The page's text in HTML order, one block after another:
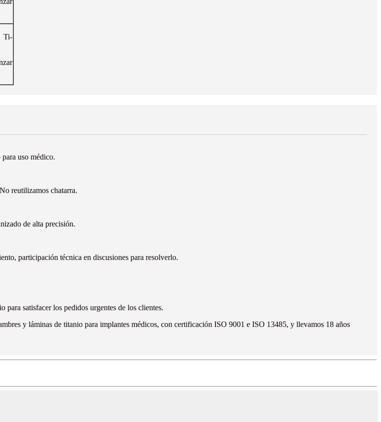
Ti-
uso médico.
reutilizamos chatarra.
de alta precisión.
participación técnica en discusiones para resolverlo.
para satisfacer los pedidos urgentes de los clientes.
y láminas de titanio para implantes médicos, con certificación ISO 9001 e ISO 13485, y llevamos 18 años